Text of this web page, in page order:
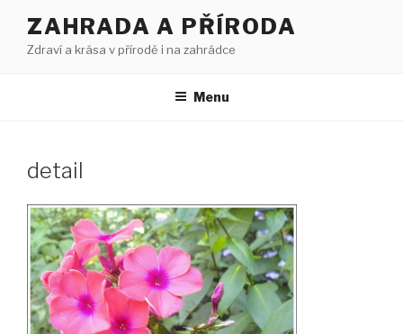
obsahu
ZAHRADA A PŘÍRODA
Zdraví a krása v přírodě i na zahrádce
Menu
detail